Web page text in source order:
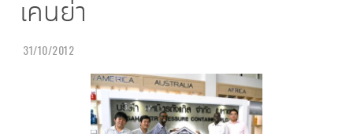
เคนย่า
31/10/2012